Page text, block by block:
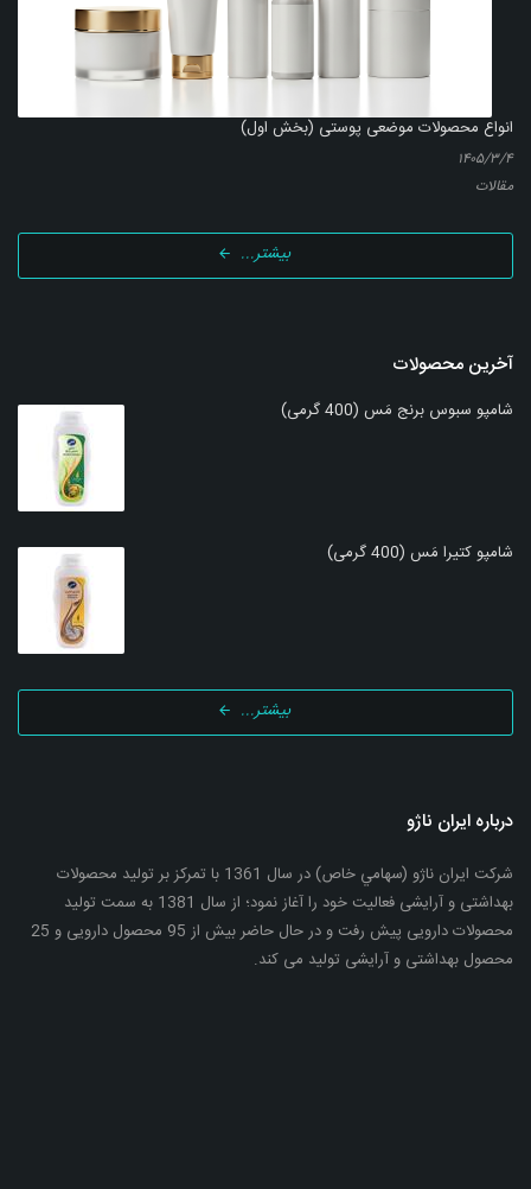
انواع محصولات موضعی پوستی (بخش اول)
۱۴۰۵/۳/۴
مقالات
بیشتر...
آخرین محصولات
شامپو سبوس برنج مَس (400 گرمی)
شامپو کتیرا مَس (400 گرمی)
بیشتر...
درباره ایران ناژو
شرکت ایران ناژو (سهامي خاص) در سال 1361 با تمرکز بر تولید محصولات
بهداشتی و آرایشی فعالیت خود را آغاز نمود؛ از سال 1381 به سمت تولید
محصولات دارویی پیش رفت و در حال حاضر بیش از 95 محصول دارویی و 25
محصول بهداشتی و آرایشی تولید می کند.